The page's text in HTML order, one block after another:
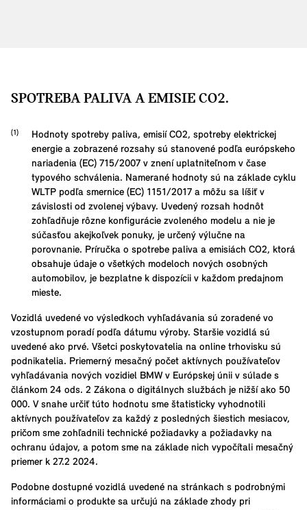
SPOTREBA PALIVA A EMISIE CO2.
Hodnoty spotreby paliva, emisií CO2, spotreby elektrickej
energie a zobrazené rozsahy sú stanovené podľa európskeho
nariadenia (EC) 715/2007 v znení uplatniteľnom v čase
typového schválenia. Namerané hodnoty sú na základe cyklu
WLTP podľa smernice (EC) 1151/2017 a môžu sa líšiť v
závislosti od zvolenej výbavy. Uvedený rozsah hodnôt
zohľadňuje rôzne konfigurácie zvoleného modelu a nie je
súčasťou akejkoľvek ponuky, je určený výlučne na
porovnanie. Príručka o spotrebe paliva a emisiách CO2, ktorá
obsahuje údaje o všetkých modeloch nových osobných
automobilov, je bezplatne k dispozícii v každom predajnom
mieste.
Vozidlá uvedené vo výsledkoch vyhľadávania sú zoradené vo
vzostupnom poradí podľa dátumu výroby. Staršie vozidlá sú
uvedené ako prvé. Všetci poskytovatelia na online trhovisku sú
podnikatelia. Priemerný mesačný počet aktívnych používateľov
vyhľadávania nových vozidiel BMW v Európskej únii v súlade s
článkom 24 ods. 2 Zákona o digitálnych službách je nižší ako 50
000. V snahe určiť túto hodnotu sme štatisticky vyhodnotili
aktívnych používateľov za každý z posledných šiestich mesiacov,
pričom sme zohľadnili technické požiadavky a požiadavky na
ochranu údajov, a potom sme na základe nich vypočítali mesačný
priemer k 27.2 2024.
Podobne dostupné vozidlá uvedené na stránkach s podrobnými
informáciami o produkte sa určujú na základe zhody pri